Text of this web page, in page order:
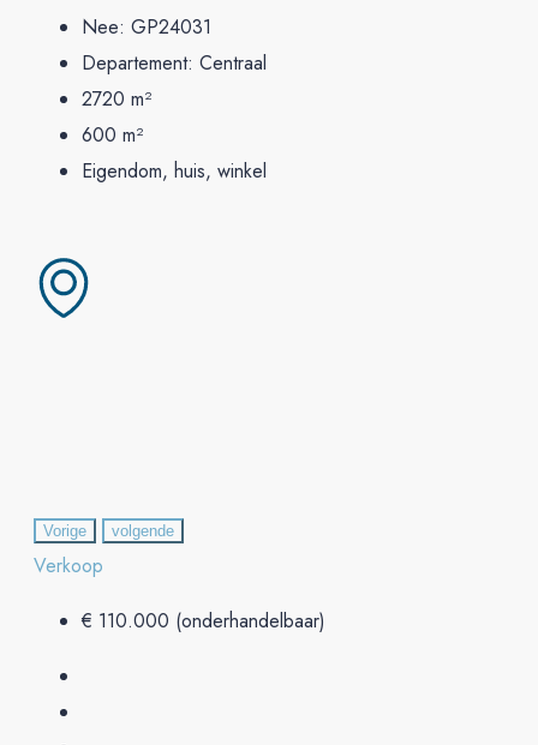
Nee: GP24031
Departement: Centraal
2720 m²
600 m²
Eigendom, huis, winkel
Vorige volgende
Verkoop
€ 110.000 (onderhandelbaar)